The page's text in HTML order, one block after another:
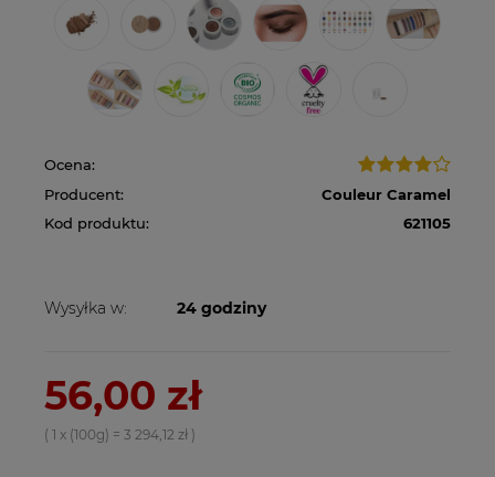
Ocena:
Producent:
Couleur Caramel
Kod produktu:
621105
Wysyłka w: 24 godziny
56,00 zł
( 1 x (100g) = 3 294,12 zł )